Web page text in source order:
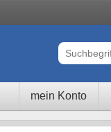
mein Konto